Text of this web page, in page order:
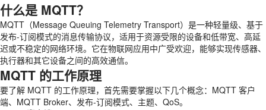
什么是 MQTT？
MQTT（Message Queuing Telemetry Transport）是一种轻量级、基于
发布-订阅模式的消息传输协议，适用于资源受限的设备和低带宽、高延
迟或不稳定的网络环境。它在物联网应用中广受欢迎，能够实现传感器、
执行器和其它设备之间的高效通信。
MQTT 的工作原理
要了解 MQTT 的工作原理，首先需要掌握以下几个概念：MQTT 客户
端、MQTT Broker、发布-订阅模式、主题、QoS。